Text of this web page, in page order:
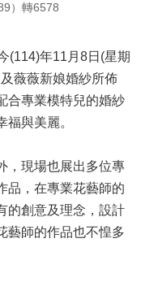
）轉6578
年11月8日(星期
薇薇新娘婚紗所佈
合專業模特兒的婚紗
與美麗。
現場也展出多位專
品，在專業花藝師的
的創意及理念，設計
藝師的作品也不惶多